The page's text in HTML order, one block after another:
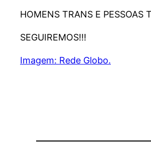
HOMENS TRANS E PESSOAS
SEGUIREMOS!!!
Imagem: Rede Globo.